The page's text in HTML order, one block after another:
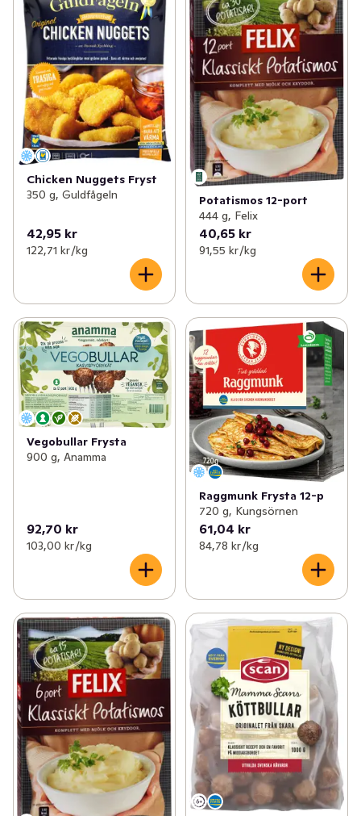
Chicken Nuggets Fryst
350 g, Guldfågeln
42,95 kr
122,71 kr /kg
Potatismos 12-port
444 g, Felix
40,65 kr
91,55 kr /kg
Vegobullar Frysta
900 g, Anamma
92,70 kr
103,00 kr /kg
Raggmunk Frysta 12-p
720 g, Kungsörnen
61,04 kr
84,78 kr /kg